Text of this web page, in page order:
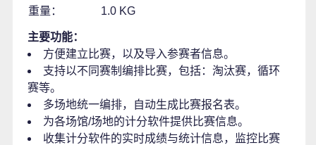
重量：
1.0 KG
主要功能：
方便建立比赛，以及导入参赛者信息。
支持以不同赛制编排比赛，包括：淘汰赛，循环
赛等。
多场地统一编排，自动生成比赛报名表。
为各场馆/场地的计分软件提供比赛信息。
收集计分软件的实时成绩与统计信息，监控比赛